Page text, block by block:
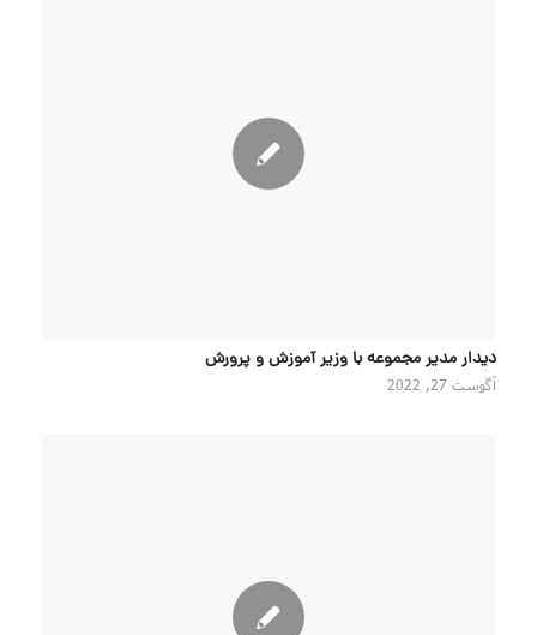
دیدار مدیر مجموعه با وزیر آموزش و پرورش
آگوست 27, 2022